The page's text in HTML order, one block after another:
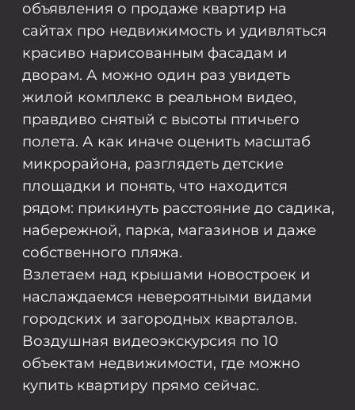
наслаждаемся невероятными видами
городских и загородных кварталов.
Воздушная видеоэкскурсия по 10
объектам недвижимости, где можно
купить квартиру прямо сейчас.
ПЕРСПЕКТИВА С ВИДОМ
НА НАБЕРЕЖНУЮ
ЖК «Западный луч»
КВАРТИРА БЕЗ
ПАРКИНГА —
ДЕНЬГИ НА ВЕТЕР
ЖК «Манхэттен»
Клубный дом Gagarin
Residence